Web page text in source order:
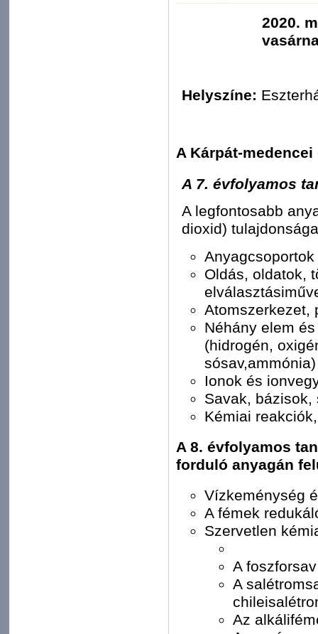
2020.
Helyszíne:
A Kárpát-
A 7. évfolyamos
A legfontosabb
dioxid)
Oldás, oldatok,
Atomszerkezet,
Néhány elem
(hidrogén,
sósav,ammónia)
Ionok és
Savak, bázisok,
Kémiai
A 8. évfolyamos
forduló anyagán
Vízkeménység
A fémek
Szervetlen
A
A
Az